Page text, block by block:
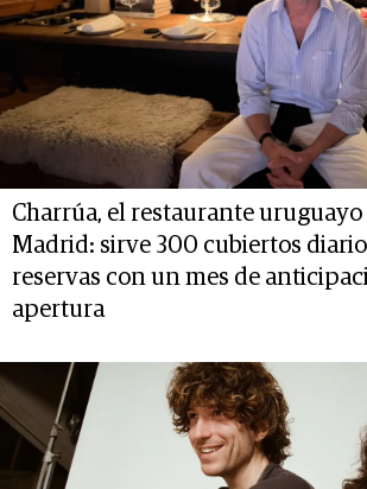
Charrúa, el restaurante
Madrid: sirve 300 cubiertos
reservas con un mes de
apertura